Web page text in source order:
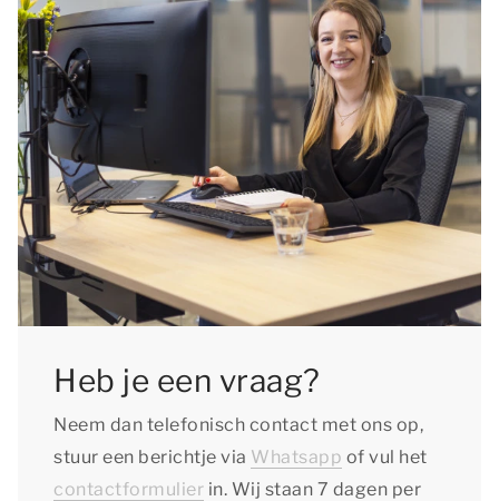
Heb je een vraag?
Neem dan telefonisch contact met ons op,
stuur een berichtje via Whatsapp of vul het
contactformulier in. Wij staan 7 dagen per